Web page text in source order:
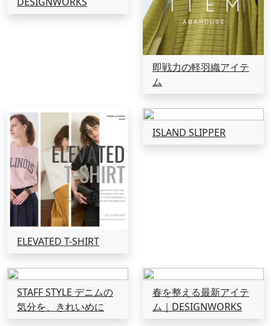
即戦力の軽羽織アイテ
ム
ELEVATED T-SHIRT
ISLAND SLIPPER
STAFF STYLE デニムの
気分を、きれいめに
春を整える最新アイテ
ム｜DESIGNWORKS